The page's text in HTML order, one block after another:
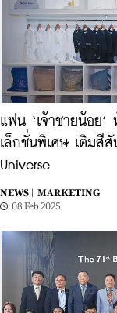
แฟน ‘เจ้าชายน้อย
เล็กชั่นพิเศษ เติมสีสั
Universe
NEWS |
MARKETING
08 Feb 2025